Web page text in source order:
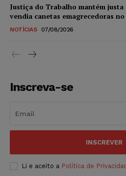
Justiça do Trabalho mantém justa
vendia canetas emagrecedoras
NOTÍCIAS 07/08/2026
Inscreva-se
INSCREVER
Li e aceito a Política de